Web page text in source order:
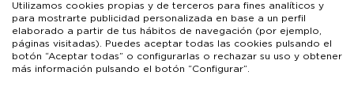
única y exclusiva de las mismas.
Utilizamos cookies propias y de terceros para fines analíticos y
para mostrarte publicidad personalizada en base a un perfil
elaborado a partir de tus hábitos de navegación (por ejemplo,
páginas visitadas). Puedes aceptar todas las cookies pulsando el
botón “Aceptar todas” o configurarlas o rechazar su uso y obtener
más información pulsando el botón “Configurar”.